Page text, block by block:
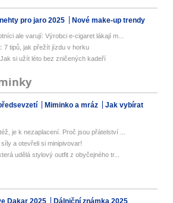
pro jaro 2025 Nové make-up trendy
ale varují: Výrobci e-cigaret lákají m...
7 tipů, jak přežít jízdu v horku
si užít léto bez zničených kadeří
Miminko a mráz
Jak vybírat
je k nezaplacení. Proč jsou přátelství ...
a otevřeli si minipivovar!
udělá stylový outfit z obyčejného tr...
Dakar 2025 Dálniční známka 2025